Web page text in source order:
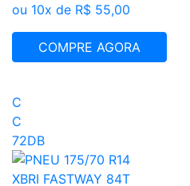
ou 10x de R$ 55,00
COMPRE AGORA
C
C
72DB